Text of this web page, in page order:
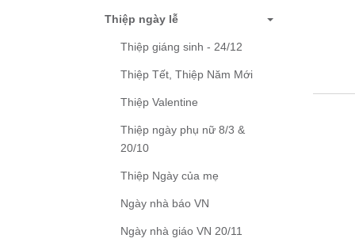
Thiệp ngày lễ
Thiệp giáng sinh - 24/12
Thiệp Tết, Thiệp Năm Mới
Thiệp Valentine
Thiệp ngày phụ nữ 8/3 &
20/10
Thiệp Ngày của mẹ
Ngày nhà báo VN
Ngày nhà giáo VN 20/11